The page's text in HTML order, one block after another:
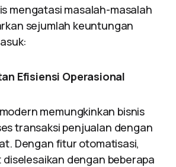
mengatasi masalah-masalah
sejumlah keuntungan
Efisiensi Operasional
modern memungkinkan bisnis
transaksi penjualan dengan
Dengan fitur otomatisasi,
dengan beberapa